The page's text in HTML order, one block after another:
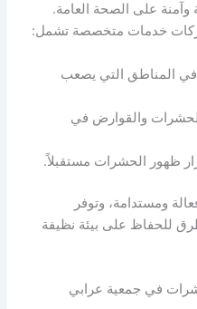
على الصحة العامة.
خدمات متخصصة تشمل:
المناطق التي يصعب
والقوارض في
ظهور الحشرات مستقبلاً.
ومستدامة، وتوفر
للحفاظ على بيئة نظيفة
في جمعية عرابي